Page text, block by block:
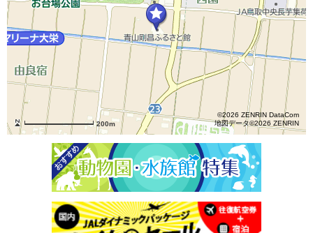
200m
©2026 ZENRIN DataCom
地図データ©2026 ZENRIN